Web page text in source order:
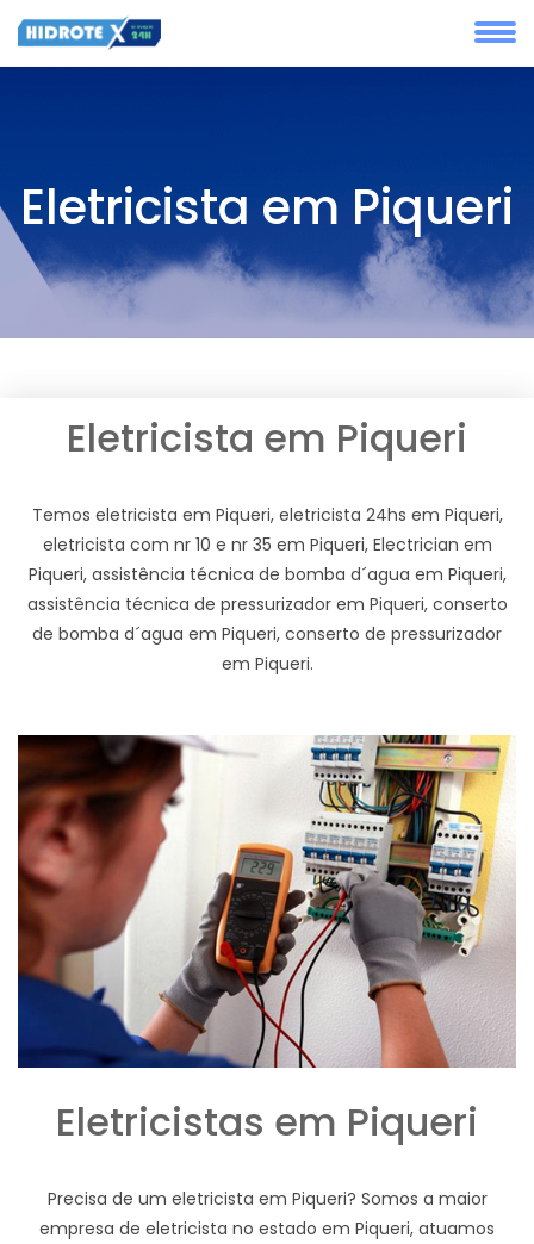
Eletricista em Piqueri
Eletricista em Piqueri
Temos eletricista em Piqueri, eletricista 24hs em Piqueri,
eletricista com nr 10 e nr 35 em Piqueri, Electrician em
Piqueri, assistência técnica de bomba d´agua em Piqueri,
assistência técnica de pressurizador em Piqueri, conserto
de bomba d´agua em Piqueri, conserto de pressurizador
em Piqueri.
Eletricistas em Piqueri
Precisa de um eletricista em Piqueri? Somos a maior
empresa de eletricista no estado em Piqueri, atuamos